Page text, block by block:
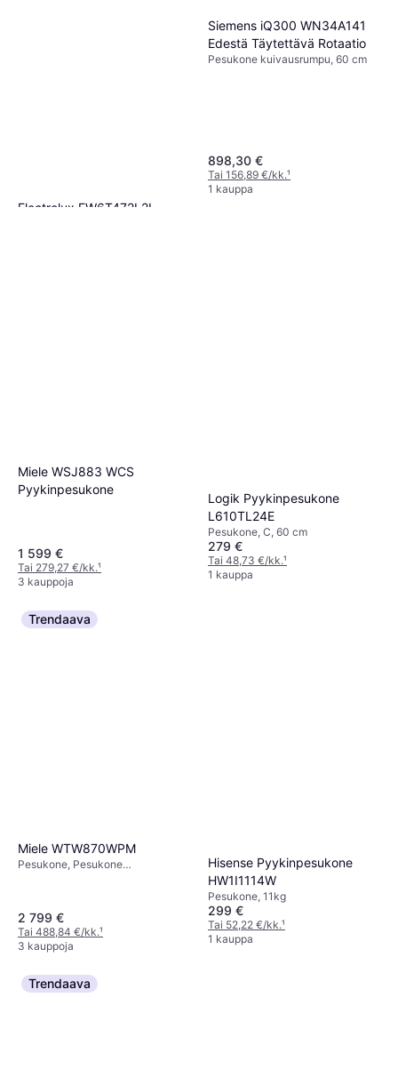
Electrolux EW6T472L2L
Siemens iQ300 WN34A141
Edestä Täytettävä Rotaatio
Pesukone kuivausrumpu, 60 cm
898,30 €
Tai 156,89 €/kk.¹
1 kauppa
Miele WSJ883 WCS
Pyykinpesukone
1 599 €
Tai 279,27 €/kk.¹
3 kauppoja
Logik Pyykinpesukone
L610TL24E
Pesukone, C, 60 cm
279 €
Tai 48,73 €/kk.¹
1 kauppa
Trendaava
Miele WTW870WPM
Pesukone, Pesukone
2 799 €
Tai 488,84 €/kk.¹
3 kauppoja
Hisense Pyykinpesukone
HW1I1114W
Pesukone, 11kg
299 €
Tai 52,22 €/kk.¹
1 kauppa
Trendaava